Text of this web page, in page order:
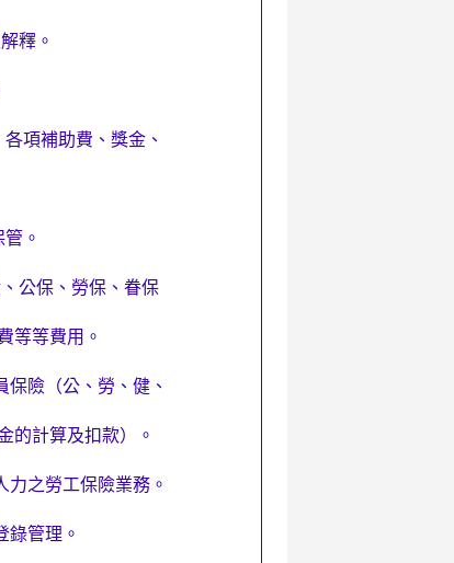
釋。
項補助費、獎金、
。
公保、勞保、眷保
等等費用。
保險（公、勞、健、
的計算及扣款）。
力之勞工保險業務。
錄管理。